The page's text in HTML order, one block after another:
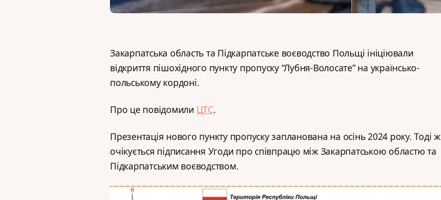
Закарпатська область та Підкарпатське воєводство Польщі ініціювали
відкриття пішохідного пункту пропуску “Лубня-Волосате” на українсько-
польському кордоні.
Про це повідомили ЦТС.
Презентація нового пункту пропуску запланована на осінь 2024 року. Тоді ж
очікується підписання Угоди про співпрацю між Закарпатською областю та
Підкарпатським воєводством.